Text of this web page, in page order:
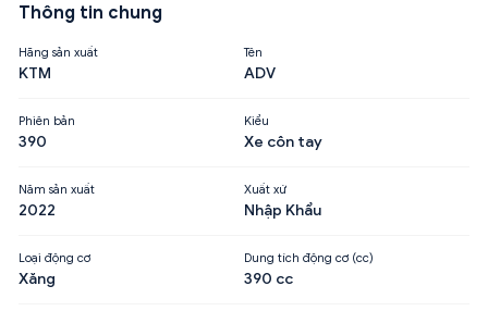
Thông tin chung
Hãng sản xuất
KTM
Tên
ADV
Phiên bản
390
Kiểu
Xe côn tay
Năm sản xuất
2022
Xuất xứ
Nhập Khẩu
Loại động cơ
Xăng
Dung tích động cơ (cc)
390 cc